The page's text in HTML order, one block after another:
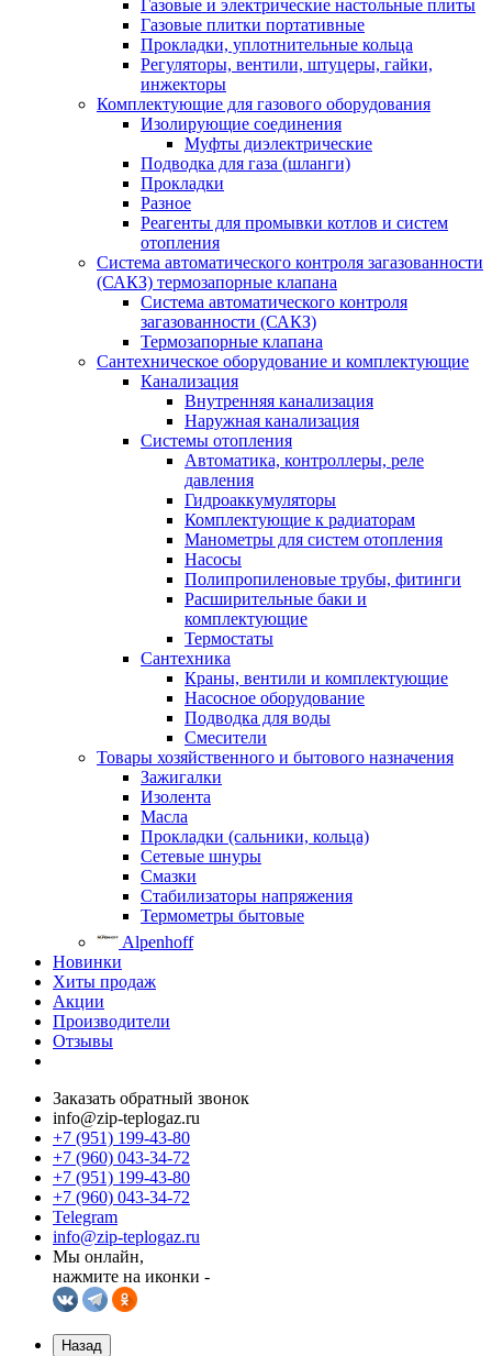
Газовые и электрические настольные плиты
Газовые плитки портативные
Прокладки, уплотнительные кольца
Регуляторы, вентили, штуцеры, гайки,
инжекторы
Комплектующие для газового оборудования
Изолирующие соединения
Муфты диэлектрические
Подводка для газа (шланги)
Прокладки
Разное
Реагенты для промывки котлов и систем
отопления
Система автоматического контроля загазованности
(САКЗ) термозапорные клапана
Система автоматического контроля
загазованности (САКЗ)
Термозапорные клапана
Сантехническое оборудование и комплектующие
Канализация
Внутренняя канализация
Наружная канализация
Системы отопления
Автоматика, контроллеры, реле
давления
Гидроаккумуляторы
Комплектующие к радиаторам
Манометры для систем отопления
Насосы
Полипропиленовые трубы, фитинги
Расширительные баки и
комплектующие
Термостаты
Сантехника
Краны, вентили и комплектующие
Насосное оборудование
Подводка для воды
Смесители
Товары хозяйственного и бытового назначения
Зажигалки
Изолента
Масла
Прокладки (сальники, кольца)
Сетевые шнуры
Смазки
Стабилизаторы напряжения
Термометры бытовые
Alpenhoff
Новинки
Хиты продаж
Акции
Производители
Отзывы
Заказать обратный звонок
info@zip-teplogaz.ru
+7 (951) 199-43-80
+7 (960) 043-34-72
+7 (951) 199-43-80
+7 (960) 043-34-72
Telegram
info@zip-teplogaz.ru
Мы онлайн,
нажмите на иконки -
Назад